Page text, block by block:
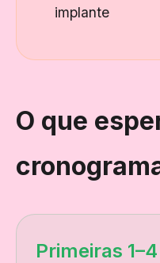
implante
O que
Primeiras